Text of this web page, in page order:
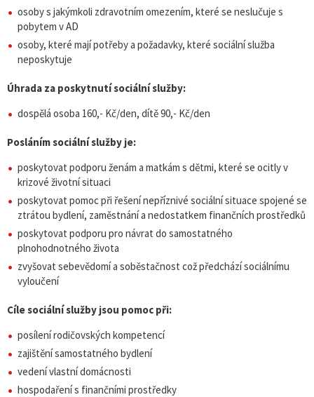
osoby s jakýmkoli zdravotním omezením, které se neslučuje s
pobytem v AD
osoby, které mají potřeby a požadavky, které sociální služba
neposkytuje
Úhrada za poskytnutí sociální služby:
dospělá osoba 160,- Kč/den, dítě 90,- Kč/den
Posláním sociální služby je:
poskytovat podporu ženám a matkám s dětmi, které se ocitly v
krizové životní situaci
poskytovat pomoc při řešení nepříznivé sociální situace spojené se
ztrátou bydlení, zaměstnání a nedostatkem finančních prostředků
poskytovat podporu pro návrat do samostatného
plnohodnotného života
zvyšovat sebevědomí a soběstačnost což předchází sociálnímu
vyloučení
Cíle sociální služby jsou pomoc při:
posílení rodičovských kompetencí
zajištění samostatného bydlení
vedení vlastní domácnosti
hospodaření s finančními prostředky